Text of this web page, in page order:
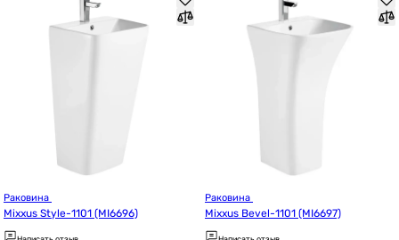
Mixxus Style-1101 (MI6696) Mixxus Bevel-1101 (MI6697)